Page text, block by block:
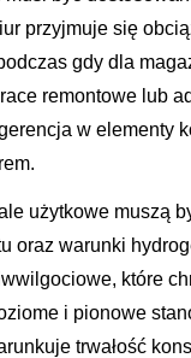
przyjmuje się
gdy dla
remontowe lub
w elementy
użytkowe muszą
oraz warunki
które
i pionowe
trwałość